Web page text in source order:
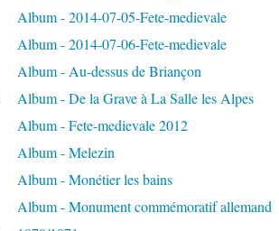
Album - 2014-07-05-Fete-medievale
Album - 2014-07-06-Fete-medievale
Album - Au-dessus de Briançon
Album - De la Grave à La Salle les Alpes
Album - Fete-medievale 2012
Album - Melezin
Album - Monétier les bains
Album - Monument commémoratif allemand